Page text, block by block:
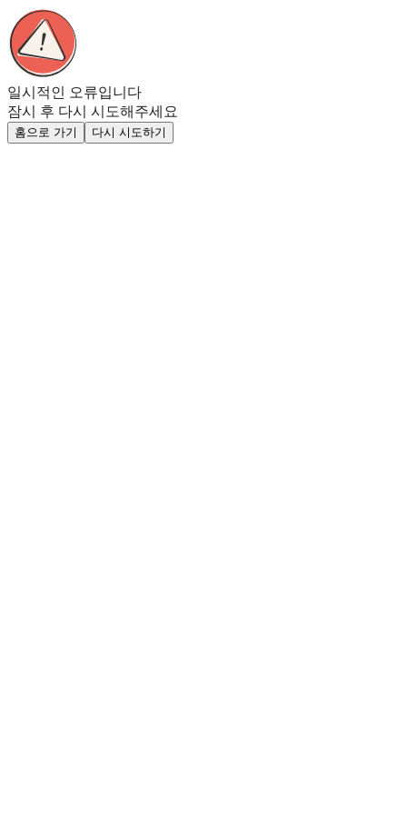
일시적인 오류입니다
잠시 후 다시 시도해주세요
홈으로 가기 다시 시도하기